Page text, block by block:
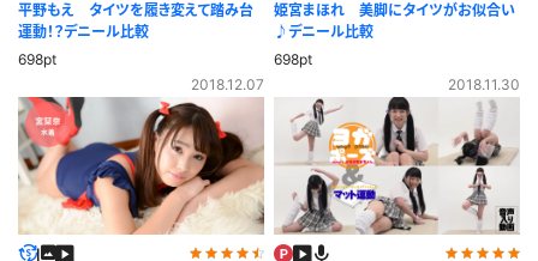
平野もえ タイツを履き変えて踏み台
運動！？デニール比較
698pt
2018.12.07
姫宮まほれ 美脚にタイツがお似合い
♪デニール比較
698pt
2018.11.30